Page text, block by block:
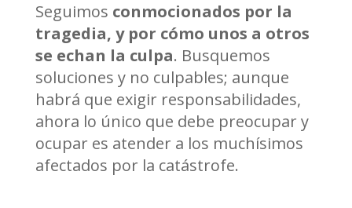
Seguimos conmocionados por la
tragedia, y por cómo unos a otros
se echan la culpa. Busquemos
soluciones y no culpables; aunque
habrá que exigir responsabilidades,
ahora lo único que debe preocupar y
ocupar es atender a los muchísimos
afectados por la catástrofe.